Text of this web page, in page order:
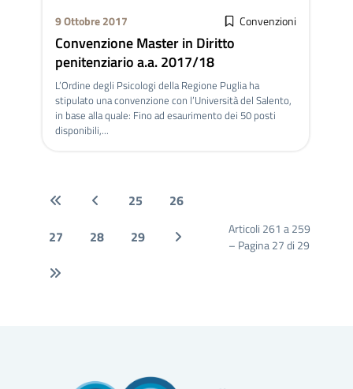
9 Ottobre 2017 Convenzioni
Convenzione Master in Diritto
penitenziario a.a. 2017/18
L’Ordine degli Psicologi della Regione Puglia ha
stipulato una convenzione con l’Università del Salento,
in base alla quale: Fino ad esaurimento dei 50 posti
disponibili,...
25
26
27
28 29
Articoli 261 a 259
– Pagina 27 di 29